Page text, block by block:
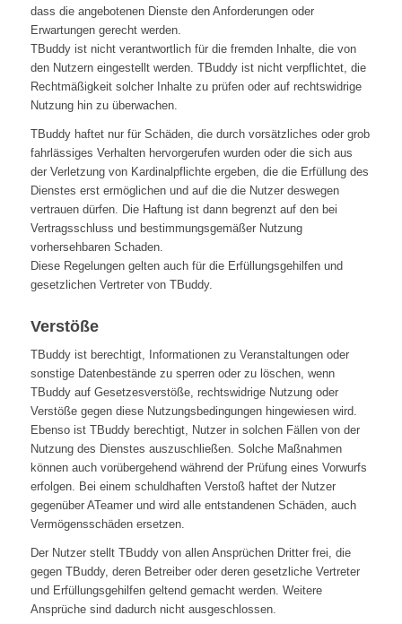
dass die angebotenen Dienste den Anforderungen oder
Erwartungen gerecht werden.
TBuddy ist nicht verantwortlich für die fremden Inhalte, die von
den Nutzern eingestellt werden. TBuddy ist nicht verpflichtet, die
Rechtmäßigkeit solcher Inhalte zu prüfen oder auf rechtswidrige
Nutzung hin zu überwachen.
TBuddy haftet nur für Schäden, die durch vorsätzliches oder grob
fahrlässiges Verhalten hervorgerufen wurden oder die sich aus
der Verletzung von Kardinalpflichte ergeben, die die Erfüllung des
Dienstes erst ermöglichen und auf die die Nutzer deswegen
vertrauen dürfen. Die Haftung ist dann begrenzt auf den bei
Vertragsschluss und bestimmungsgemäßer Nutzung
vorhersehbaren Schaden.
Diese Regelungen gelten auch für die Erfüllungsgehilfen und
gesetzlichen Vertreter von TBuddy.
Verstöße
TBuddy ist berechtigt, Informationen zu Veranstaltungen oder
sonstige Datenbestände zu sperren oder zu löschen, wenn
TBuddy auf Gesetzesverstöße, rechtswidrige Nutzung oder
Verstöße gegen diese Nutzungsbedingungen hingewiesen wird.
Ebenso ist TBuddy berechtigt, Nutzer in solchen Fällen von der
Nutzung des Dienstes auszuschließen. Solche Maßnahmen
können auch vorübergehend während der Prüfung eines Vorwurfs
erfolgen. Bei einem schuldhaften Verstoß haftet der Nutzer
gegenüber ATeamer und wird alle entstandenen Schäden, auch
Vermögensschäden ersetzen.
Der Nutzer stellt TBuddy von allen Ansprüchen Dritter frei, die
gegen TBuddy, deren Betreiber oder deren gesetzliche Vertreter
und Erfüllungsgehilfen geltend gemacht werden. Weitere
Ansprüche sind dadurch nicht ausgeschlossen.